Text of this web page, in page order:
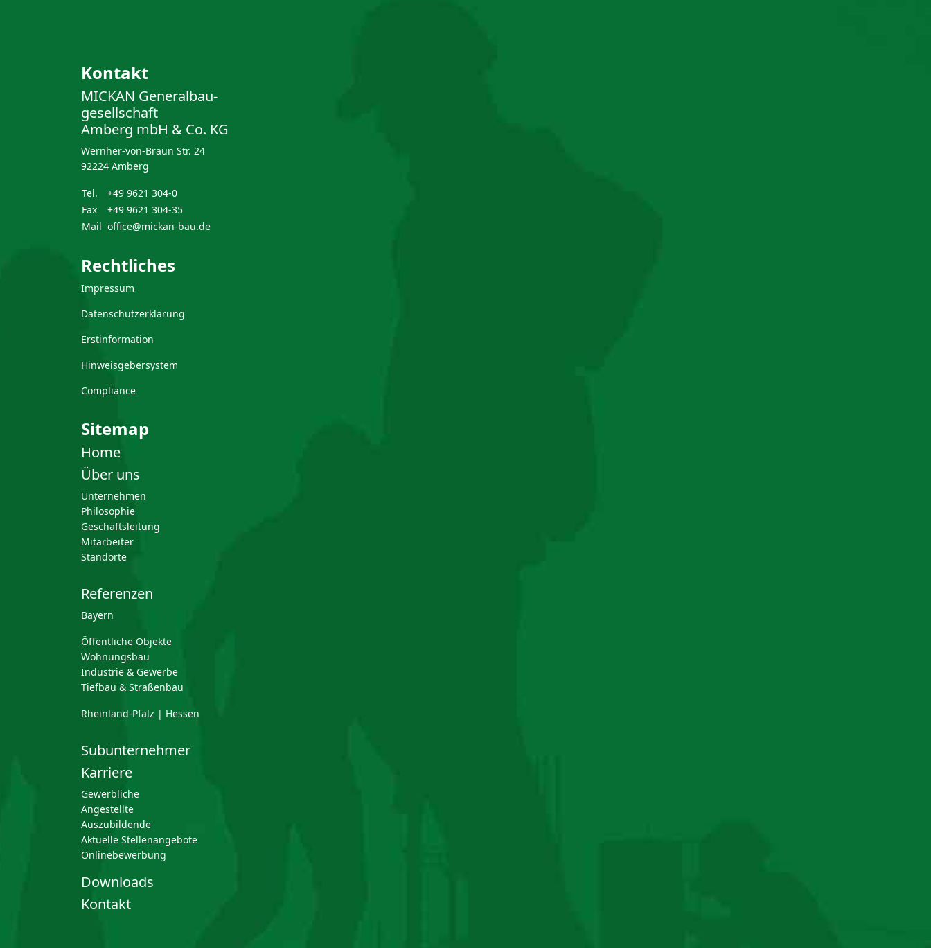
Kontakt
MICKAN General­bau­
gesellschaft
Amberg mbH & Co. KG
Wernher-von-Braun Str. 24
92224 Amberg
Tel.
+49 9621 304-0
Fax
+49 9621 304-35
Mail office@mickan-bau.de
Rechtliches
Impressum
Datenschutzerklärung
Erstinformation
Hinweisgebersystem
Compliance
Sitemap
Home
Über uns
Unternehmen
Philosophie
Geschäftsleitung
Mitarbeiter
Standorte
Referenzen
Bayern
Öffentliche Objekte
Wohnungsbau
Industrie & Gewerbe
Tiefbau & Straßenbau
Rheinland-Pfalz | Hessen
Subunternehmer
Karriere
Gewerbliche
Angestellte
Auszubildende
Aktuelle Stellenangebote
Onlinebewerbung
Downloads
Kontakt